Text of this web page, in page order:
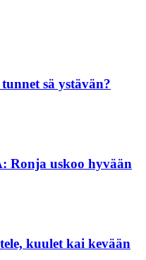
sä ystävän?
Ronja uskoo hyvään
kuulet kai kevään